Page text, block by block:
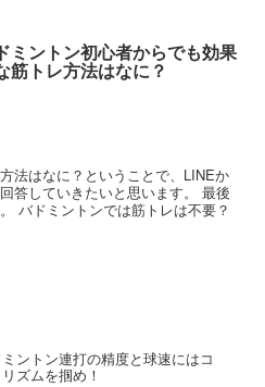
ミントン初心者からでも効果
筋トレ方法はなに？
法はなに？ということで、LINEか
答していきたいと思います。 最後
バドミントンでは筋トレは不要？
ントン連打の精度と球速にはコ
ズムを掴め！